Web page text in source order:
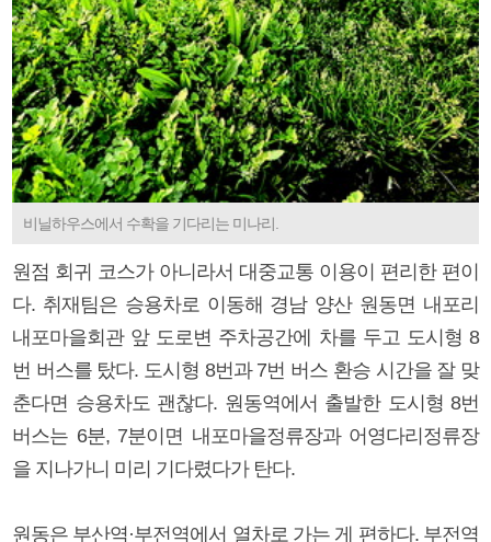
비닐하우스에서 수확을 기다리는 미나리.
원점 회귀 코스가 아니라서 대중교통 이용이 편리한 편이
다. 취재팀은 승용차로 이동해 경남 양산 원동면 내포리
내포마을회관 앞 도로변 주차공간에 차를 두고 도시형 8
번 버스를 탔다. 도시형 8번과 7번 버스 환승 시간을 잘 맞
춘다면 승용차도 괜찮다. 원동역에서 출발한 도시형 8번
버스는 6분, 7분이면 내포마을정류장과 어영다리정류장
을 지나가니 미리 기다렸다가 탄다.
원동은 부산역·부전역에서 열차로 가는 게 편하다. 부전역